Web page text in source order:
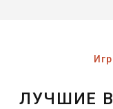
ЛУЧШИЕ